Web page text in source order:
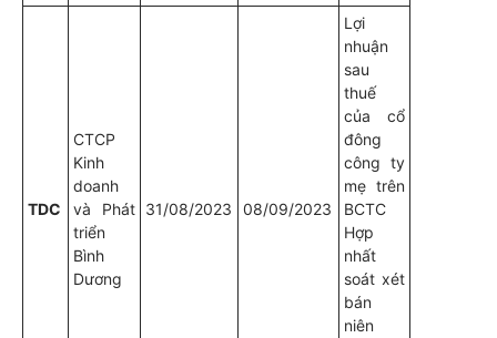
TDC
CTCP
Kinh
doanh
và Phát
triển
Bình
Dương
31/08/2023 08/09/2023
Lợi
nhuận
sau
thuế
của cổ
đông
công ty
mẹ trên
BCTC
Hợp
nhất
soát xét
bán
niên